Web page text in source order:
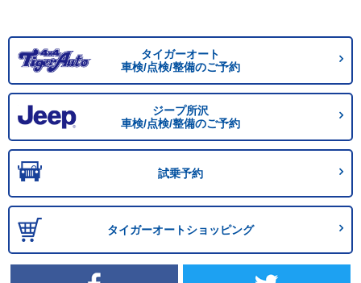
タイガーオート
車検/点検/整備のご予約
ジープ所沢
車検/点検/整備のご予約
試乗予約
タイガーオートショッピング